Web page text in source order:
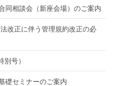
相談会（新座会場）のご案内
改正に伴う管理規約改正の必
号）
礎セミナーのご案内